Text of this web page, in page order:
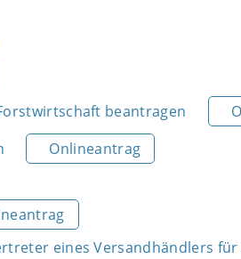
beantragen
Onlineantrag
eines Versandhändlers